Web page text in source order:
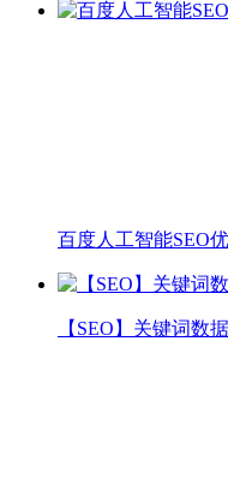
百度人工智能SEO
【SEO】关键词数